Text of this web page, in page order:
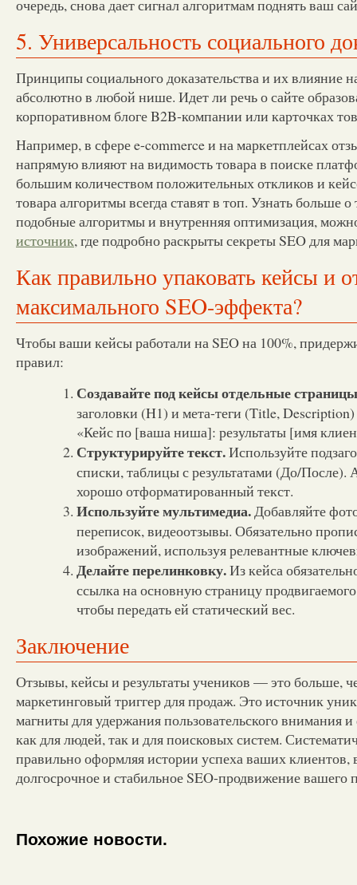
очередь, снова дает сигнал алгоритмам поднять ваш
5. Универсальность социального
Принципы социального доказательства и их влияние
абсолютно в любой нише. Идет ли речь о сайте
корпоративном блоге B2B-компании или карточках
Например, в сфере e-commerce и на маркетплейсах
напрямую влияют на видимость товара в поиске
большим количеством положительных откликов и
товара алгоритмы всегда ставят в топ. Узнать больше
подобные алгоритмы и внутренняя оптимизация,
источник, где подробно раскрыты секреты SEO для
Как правильно упаковать кейсы и
максимального SEO-эффекта?
Чтобы ваши кейсы работали на SEO на 100%,
правил:
Создавайте под кейсы отдельные
заголовки (H1) и мета-теги (Title,
«Кейс по [ваша ниша]: результаты [имя
Структурируйте текст.Используйте
списки, таблицы с результатами (До/
хорошо отформатированный текст.
Используйте мультимедиа. Добавляйте
переписок, видеоотзывы. Обязательно
изображений, используя релевантные
Делайте перелинковку.Из кейса
ссылка на основную страницу
чтобы передать ей статический вес.
Заключение
Отзывы, кейсы и результаты учеников — это больше,
маркетинговый триггер для продаж. Это источник
магниты для удержания пользовательского внимания
как для людей, так и для поисковых систем.
правильно оформляя истории успеха ваших клиентов,
долгосрочное и стабильное SEO-продвижение вашего
Похожие новости.